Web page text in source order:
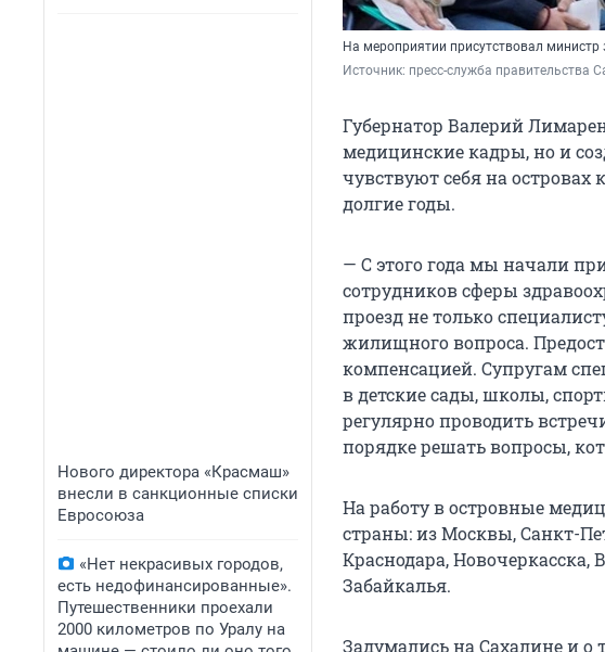
Нового директора «Красмаш»
внесли в санкционные списки
Евросоюза
«Нет некрасивых городов,
есть недофинансированные».
Путешественники проехали
2000 километров по Уралу на
На мероприятии присутствовал
Источник: пресс-служба правительства
Губернатор Валерий
медицинские кадры, но и
чувствуют себя на
долгие годы.
— С этого года мы начали
сотрудников сферы
проезд не только
жилищного вопроса.
компенсацией. Супругам
в детские сады, школы,
регулярно проводить
порядке решать вопросы,
На работу в островные
страны: из Москвы, Санкт-
Краснодара, Новочеркасска,
Забайкалья.
Задумались на Сахалине и о